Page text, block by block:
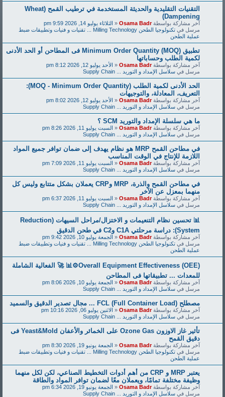
التقنيات التقليدية والحديثة المستخدمة في ترطيب القمح (Wheat
Dampening)
آخر مشاركة بواسطةOsama Badr
«الثلاثاء يوليو 14, 2026 9:59 pm
مرسل في
تكنولوجيا الطحن Milling Technology ... تقنيات و فنيات وتطبيقات ضبط
عملية الطحن
تطبيق Minimum Order Quantity (MOQ) فى المطاحن أو الحد الأدنى
لكمية الطلب وحساباتها
آخر مشاركة بواسطةOsama Badr
«الأحد يوليو 12, 2026 8:12 pm
مرسل فيسلاسل الإمداد و التوريد ... Supply Chain
الحد الأدنى لكمية الطلب (MOQ - Minimum Order Quantity):
التعريف، المعادلة، والتوجيهات
آخر مشاركة بواسطةOsama Badr
«الأحد يوليو 12, 2026 8:02 pm
مرسل فيسلاسل الإمداد و التوريد ... Supply Chain
ما هي سلسلة الإمداد والتوريد SCM ؟
آخر مشاركة بواسطةOsama Badr
«السبت يوليو 11, 2026 8:26 pm
مرسل فيسلاسل الإمداد و التوريد ... Supply Chain
في مطاحن القمح MRP هو نظام يهدف إلى ضمان توافر جميع المواد
اللازمة للإنتاج في الوقت المناسب
آخر مشاركة بواسطةOsama Badr
«السبت يوليو 11, 2026 7:09 pm
مرسل فيسلاسل الإمداد و التوريد ... Supply Chain
في مطاحن القمح والذرة، MRP وCRP يعملان بشكل متتابع وليس كل
منهما بمعزل عن الآخر
آخر مشاركة بواسطةOsama Badr
«السبت يوليو 11, 2026 6:37 pm
مرسل فيسلاسل الإمداد و التوريد ... Supply Chain
📊 تحسين نظام التنعيمات و الاختزال/مراحل السيهات (Reduction
System): دراسة مرحلتي C1A وC2 في طحن الدقيق
آخر مشاركة بواسطةOsama Badr
«الجمعة يوليو 10, 2026 9:42 pm
مرسل في
تكنولوجيا الطحن Milling Technology ... تقنيات و فنيات وتطبيقات ضبط
عملية الطحن
Overall Equipment Effectiveness (OEE)⚙️📊 🚀 الفعالية الشاملة
للمعدات ... تطبيقاتها فى المطاحن
آخر مشاركة بواسطةOsama Badr
«الجمعة يوليو 10, 2026 8:06 pm
مرسل فيسلاسل الإمداد و التوريد ... Supply Chain
مصطلح FCL (Full Container Load) ... مجال تصدير الدقيق والسميد
آخر مشاركة بواسطةOsama Badr
«الاثنين يوليو 06, 2026 10:16 pm
مرسل فيسلاسل الإمداد و التوريد ... Supply Chain
تأثير غاز الاوزون Ozone Gas على الخمائر والأعفان Yeast&Mold فى
دقيق القمح
آخر مشاركة بواسطةOsama Badr
«الجمعة يونيو 19, 2026 8:30 pm
مرسل في
تكنولوجيا الطحن Milling Technology ... تقنيات و فنيات وتطبيقات ضبط
عملية الطحن
يعتبر MRP و CRP من أهم أدوات التخطيط الصناعي، لكن لكل منهما
وظيفة مختلفة تمامًا، ويعملان معًا لضمان توافر المواد والطاقة
آخر مشاركة بواسطةOsama Badr
«الجمعة يونيو 19, 2026 6:34 pm
مرسل فيسلاسل الإمداد و التوريد ... Supply Chain